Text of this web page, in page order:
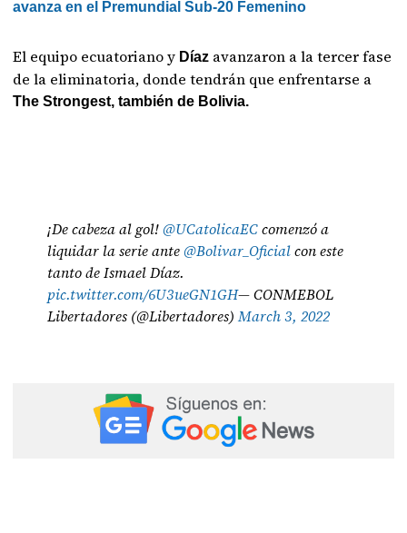
avanza en el Premundial Sub-20 Femenino
El equipo ecuatoriano y Díaz avanzaron a la tercer fase
de la eliminatoria, donde tendrán que enfrentarse a
The Strongest, también de Bolivia.
¡De cabeza al gol! @UCatolicaECcomenzó a
liquidar la serie ante @Bolivar_Oficialcon este
tanto de Ismael Díaz.
pic.twitter.com/6U3ueGN1GH— CONMEBOL
Libertadores (@Libertadores)March 3, 2022